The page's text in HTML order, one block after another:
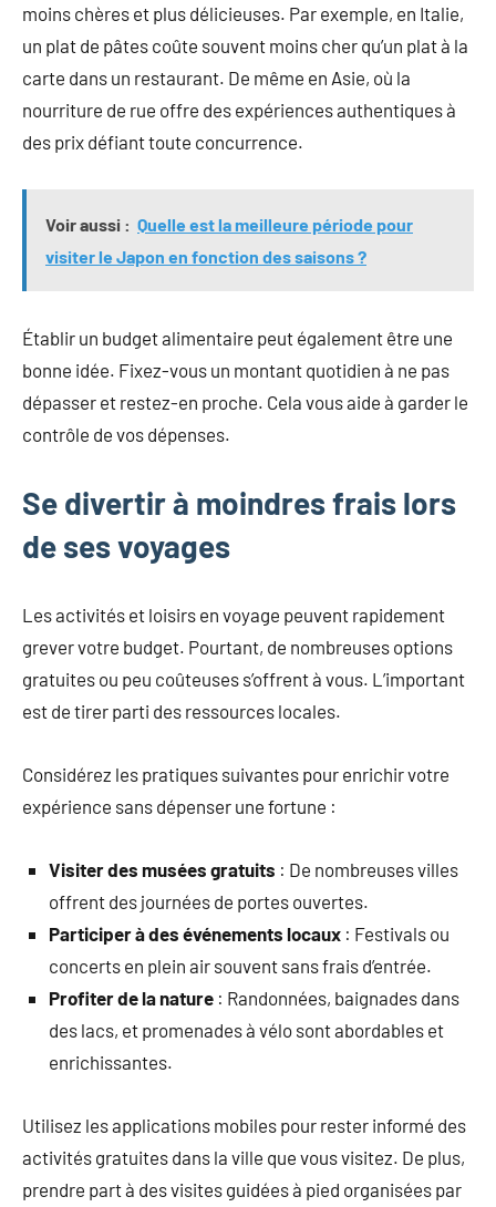
moins chères et plus délicieuses. Par exemple, en Italie,
un plat de pâtes coûte souvent moins cher qu’un plat à la
carte dans un restaurant. De même en Asie, où la
nourriture de rue offre des expériences authentiques à
des prix défiant toute concurrence.
Voir aussi : Quelle est la meilleure période pour
visiter le Japon en fonction des saisons ?
Établir un budget alimentaire peut également être une
bonne idée. Fixez-vous un montant quotidien à ne pas
dépasser et restez-en proche. Cela vous aide à garder le
contrôle de vos dépenses.
Se divertir à moindres frais lors
de ses voyages
Les activités et loisirs en voyage peuvent rapidement
grever votre budget. Pourtant, de nombreuses options
gratuites ou peu coûteuses s’offrent à vous. L’important
est de tirer parti des ressources locales.
Considérez les pratiques suivantes pour enrichir votre
expérience sans dépenser une fortune :
Visiter des musées gratuits : De nombreuses villes
offrent des journées de portes ouvertes.
Participer à des événements locaux : Festivals ou
concerts en plein air souvent sans frais d’entrée.
Profiter de la nature : Randonnées, baignades dans
des lacs, et promenades à vélo sont abordables et
enrichissantes.
Utilisez les applications mobiles pour rester informé des
activités gratuites dans la ville que vous visitez. De plus,
prendre part à des visites guidées à pied organisées par